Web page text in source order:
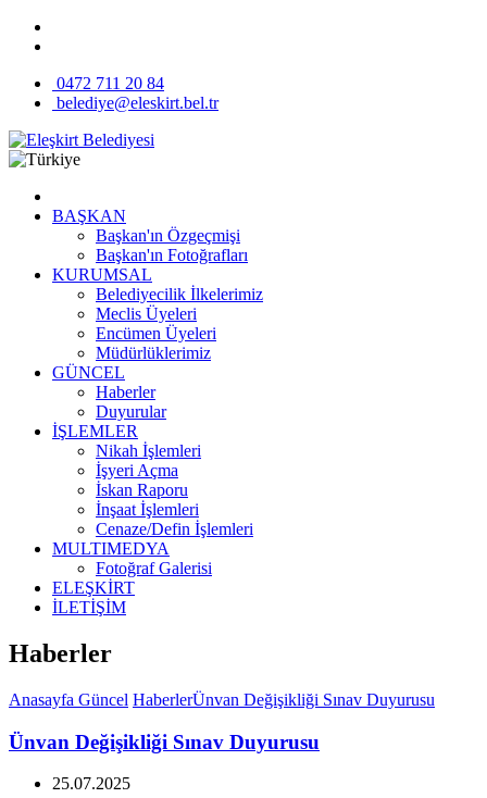
0472 711 20 84
belediye@eleskirt.bel.tr
BAŞKAN
Başkan'ın Özgeçmişi
Başkan'ın Fotoğrafları
KURUMSAL
Belediyecilik İlkelerimiz
Meclis Üyeleri
Encümen Üyeleri
Müdürlüklerimiz
GÜNCEL
Haberler
Duyurular
İŞLEMLER
Nikah İşlemleri
İşyeri Açma
İskan Raporu
İnşaat İşlemleri
Cenaze/Defin İşlemleri
MULTIMEDYA
Fotoğraf Galerisi
ELEŞKİRT
İLETİŞİM
Haberler
Anasayfa Güncel HaberlerÜnvan Değişikliği Sınav Duyurusu
Ünvan Değişikliği Sınav Duyurusu
25.07.2025